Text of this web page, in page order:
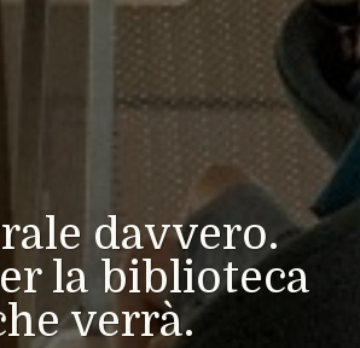
davvero.
la biblioteca
verrà.